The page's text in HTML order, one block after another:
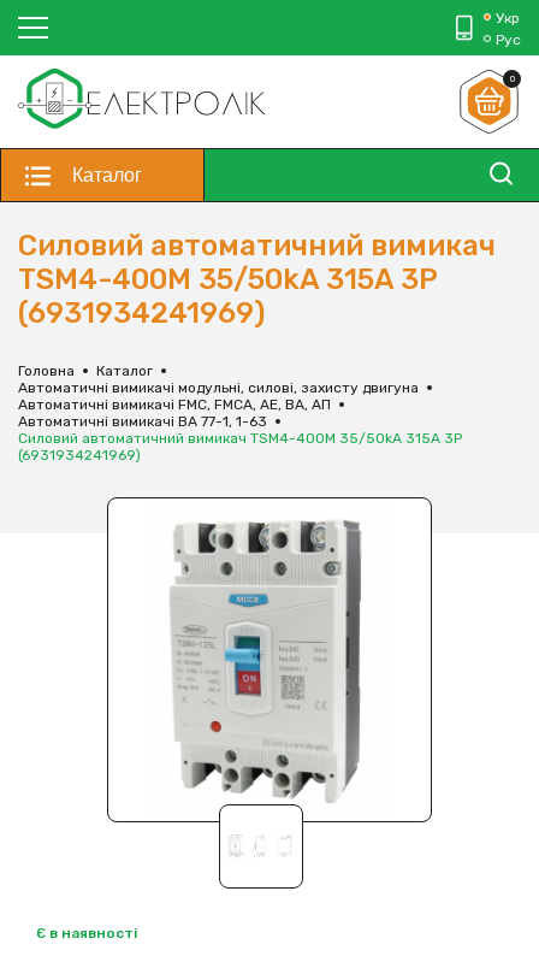
Укр
Рус
0
Каталог
Силовий автоматичний вимикач
TSM4-400M 35/50kA 315A 3P
(6931934241969)
Головна
Каталог
Автоматичні вимикачі модульні, силові, захисту двигуна
Автоматичні вимикачі FMC, FMCA, АЕ, ВА, АП
Автоматичні вимикачі ВА 77-1, 1-63
Силовий автоматичний вимикач TSM4-400M 35/50kA 315A 3P
(6931934241969)
Є в наявності